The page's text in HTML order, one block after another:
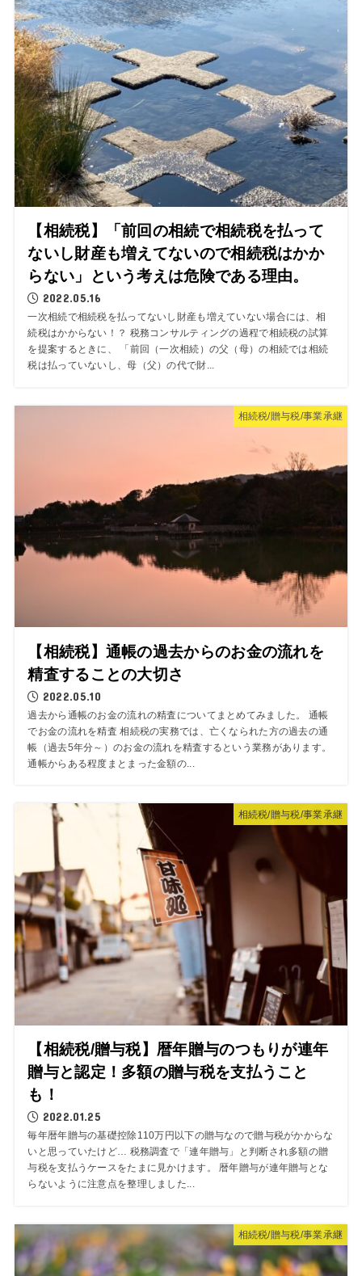
【相続税】「前回の相続で相続税を払って
ないし財産も増えてないので相続税はかか
らない」という考えは危険である理由。
2022.05.16
一次相続で相続税を払ってないし財産も増えていない場合には、相
続税はかからない！？ 税務コンサルティングの過程で相続税の試算
を提案するときに、 「前回（一次相続）の父（母）の相続では相続
税は払っていないし、母（父）の代で財...
相続税/贈与税/事業承継
【相続税】通帳の過去からのお金の流れを
精査することの大切さ
2022.05.10
過去から通帳のお金の流れの精査についてまとめてみました。 通帳
でお金の流れを精査 相続税の実務では、亡くなられた方の過去の通
帳（過去5年分～）のお金の流れを精査するという業務があります。
通帳からある程度まとまった金額の...
相続税/贈与税/事業承継
【相続税/贈与税】暦年贈与のつもりが連年
贈与と認定！多額の贈与税を支払うこと
も！
2022.01.25
毎年暦年贈与の基礎控除110万円以下の贈与なので贈与税がかからな
いと思っていたけど… 税務調査で「連年贈与」と判断され多額の贈
与税を支払うケースをたまに見かけます。 暦年贈与が連年贈与とな
らないように注意点を整理しました...
相続税/贈与税/事業承継